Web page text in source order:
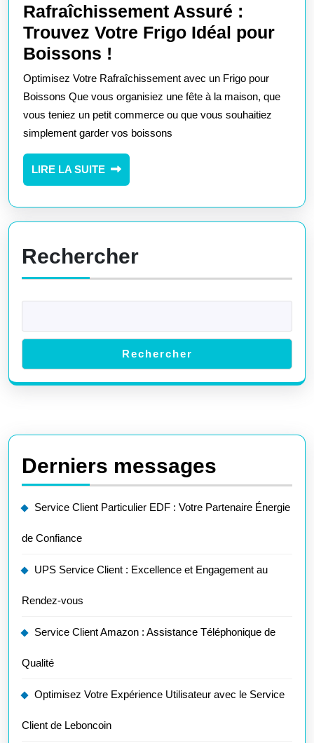
Rafraîchissement Assuré :
Trouvez Votre Frigo Idéal pour
Boissons !
Assuré
:
Trouvez
Votre
Frigo
Idéal
Boissons
Optimisez Votre Rafraîchissement avec un Frigo pour
Boissons Que vous organisiez une fête à la maison, que
vous teniez un petit commerce ou que vous souhaitiez
simplement garder vos boissons
LIRE LA SUITE
LIRE
LA
Rechercher
Rechercher
Derniers messages
Service Client Particulier EDF : Votre Partenaire Énergie
de Confiance
UPS Service Client : Excellence et Engagement au
Rendez-vous
Service Client Amazon : Assistance Téléphonique de
Qualité
Optimisez Votre Expérience Utilisateur avec le Service
Client de Leboncoin